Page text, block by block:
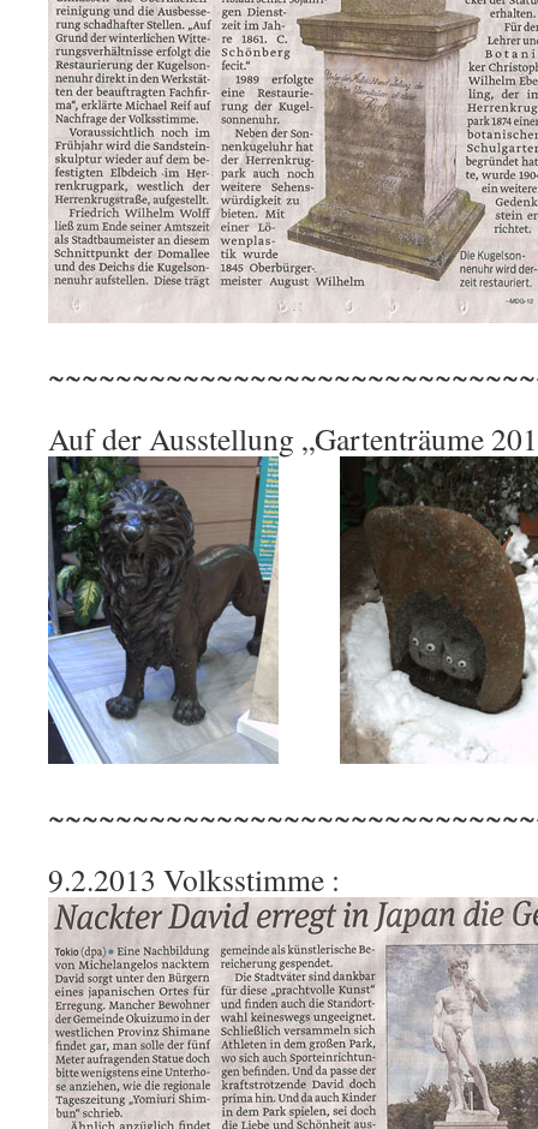
Auf der Ausstellung „Gartenträume
9.2.2013 Volksstimme :